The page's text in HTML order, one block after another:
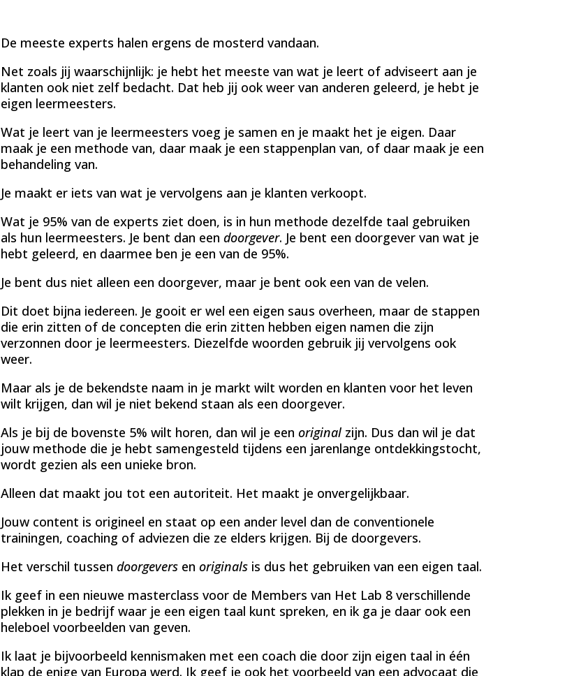
De meeste experts halen ergens de mosterd vandaan.
Net zoals jij waarschijnlijk: je hebt het meeste van wat je leert of adviseert aan je
klanten ook niet zelf bedacht. Dat heb jij ook weer van anderen geleerd, je hebt je
eigen leermeesters.
Wat je leert van je leermeesters voeg je samen en je maakt het je eigen. Daar
maak je een methode van, daar maak je een stappenplan van, of daar maak je een
behandeling van.
Je maakt er iets van wat je vervolgens aan je klanten verkoopt.
Wat je 95% van de experts ziet doen, is in hun methode dezelfde taal gebruiken
als hun leermeesters. Je bent dan een doorgever. Je bent een doorgever van wat je
hebt geleerd, en daarmee ben je een van de 95%.
Je bent dus niet alleen een doorgever, maar je bent ook een van de velen.
Dit doet bijna iedereen. Je gooit er wel een eigen saus overheen, maar de stappen
die erin zitten of de concepten die erin zitten hebben eigen namen die zijn
verzonnen door je leermeesters. Diezelfde woorden gebruik jij vervolgens ook
weer.
Maar als je de bekendste naam in je markt wilt worden en klanten voor het leven
wilt krijgen, dan wil je niet bekend staan als een doorgever.
Als je bij de bovenste 5% wilt horen, dan wil je een originalzijn. Dus dan wil je dat
jouw methode die je hebt samengesteld tijdens een jarenlange ontdekkingstocht,
wordt gezien als een unieke bron.
Alleen dat maakt jou tot een autoriteit. Het maakt je onvergelijkbaar.
Jouw content is origineel en staat op een ander level dan de conventionele
trainingen, coaching of adviezen die ze elders krijgen. Bij de doorgevers.
Het verschil tussen doorgeversen originalsis dus het gebruiken van een eigen taal.
Ik geef in een nieuwe masterclass voor de Members van Het Lab 8 verschillende
plekken in je bedrijf waar je een eigen taal kunt spreken, en ik ga je daar ook een
heleboel voorbeelden van geven.
Ik laat je bijvoorbeeld kennismaken met een coach die door zijn eigen taal in één
klap de enige van Europa werd. Ik geef je ook het voorbeeld van een advocaat die